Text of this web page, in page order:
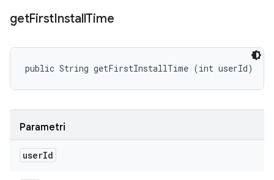
getFirstInstallTime
public String getFirstInstallTime (int userId)
Parametri
userId